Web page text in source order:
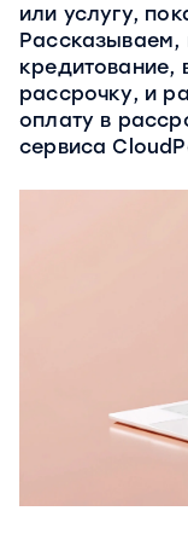
или услугу,
Рассказываем,
кредитование,
рассрочку, и
оплату в
сервиса